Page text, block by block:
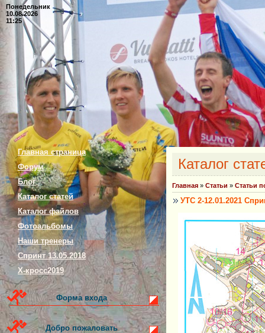
Понедельник
10.08.2026
11:25
Главная страница
Форум
Блог
Каталог статей
Каталог файлов
Фотоальбомы
Наши тренеры
Спринт 13.05.2018
Х-кросс2019
Форма входа
Добро пожаловать
Каталог
Главная » Статьи » Статьи
УТС 2-12.01.2021